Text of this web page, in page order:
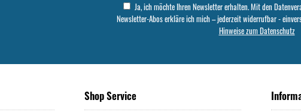
Ja, ich möchte Ihren Newsletter erhalten. Mit den
Newsletter-Abos erkläre ich mich – jederzeit widerrufbar -
Hinweise zum Datenschutz
Shop Service